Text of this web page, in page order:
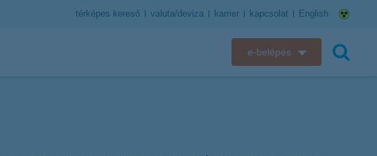
térképes kereső valuta/deviza karrier kapcsolat English
e-belépés